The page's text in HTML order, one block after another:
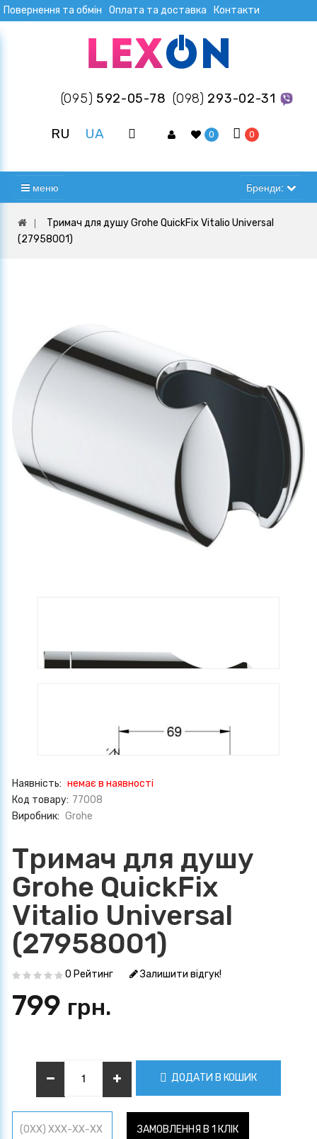
Повернення та обмін Оплата та доставка Контакти
(095) 592-05-78 (098) 293-02-31
RU UA 0 0
меню Бренди:
Тримач для душу Grohe QuickFix Vitalio Universal
(27958001)
Наявність: немає в наявності
Код товару: 77008
Виробник: Grohe
Тримач для душу
Grohe QuickFix
Vitalio Universal
(27958001)
0 Рейтинг Залишити відгук!
799 грн.
ДОДАТИ В КОШИК
ЗАМОВЛЕННЯ В 1 КЛІК